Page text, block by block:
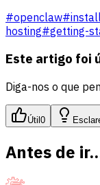
#openclaw#
hosting#getting-
Este artigo foi
Diga-nos o que
Útil 0
Antes de